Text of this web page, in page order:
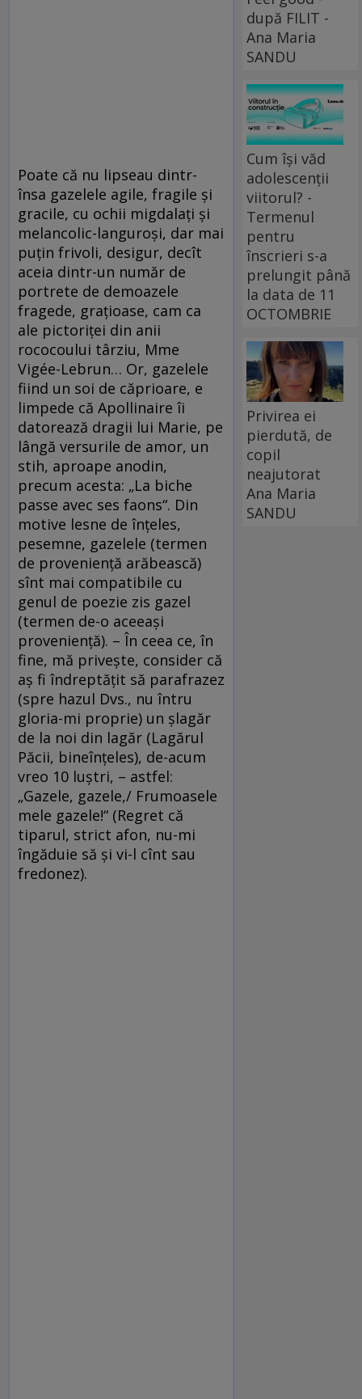
Poate că nu lipseau dintr-
însa gazelele agile, fragile şi
gracile, cu ochii migdalaţi şi
melancolic-languroşi, dar mai
puţin frivoli, desigur, decît
aceia dintr-un număr de
portrete de demoazele
fragede, graţioase, cam ca
ale pictoriţei din anii
rococoului târziu, Mme
Vigée-Lebrun… Or, gazelele
fiind un soi de căprioare, e
limpede că Apollinaire îi
datorează dragii lui Marie, pe
lângă versurile de amor, un
stih, aproape anodin,
precum acesta: „La biche
passe avec ses faons“. Din
motive lesne de înţeles,
pesemne, gazelele (termen
de provenienţă arăbească)
sînt mai compatibile cu
genul de poezie zis gazel
(termen de-o aceeaşi
provenienţă). – În ceea ce, în
fine, mă priveşte, consider că
aş fi îndreptăţit să parafrazez
(spre hazul Dvs., nu întru
gloria-mi proprie) un şlagăr
de la noi din lagăr (Lagărul
Păcii, bineînţeles), de-acum
vreo 10 luştri, – astfel:
„Gazele, gazele,/ Frumoasele
mele gazele!“ (Regret că
tiparul, strict afon, nu-mi
îngăduie să şi vi-l cînt sau
fredonez).
după FILIT -
Ana Maria
SANDU
Cum își văd
adolescenții
viitorul? -
Termenul
pentru
înscrieri s-a
prelungit până
la data de 11
OCTOMBRIE
Privirea ei
pierdută, de
copil
neajutorat
Ana Maria
SANDU